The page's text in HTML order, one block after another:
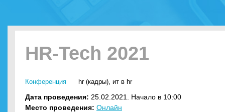
HR-Tech 2021
Конференция hr (кадры), ит в hr
Дата проведения: 25.02.2021. Начало в 10:00
Место проведения: Онлайн